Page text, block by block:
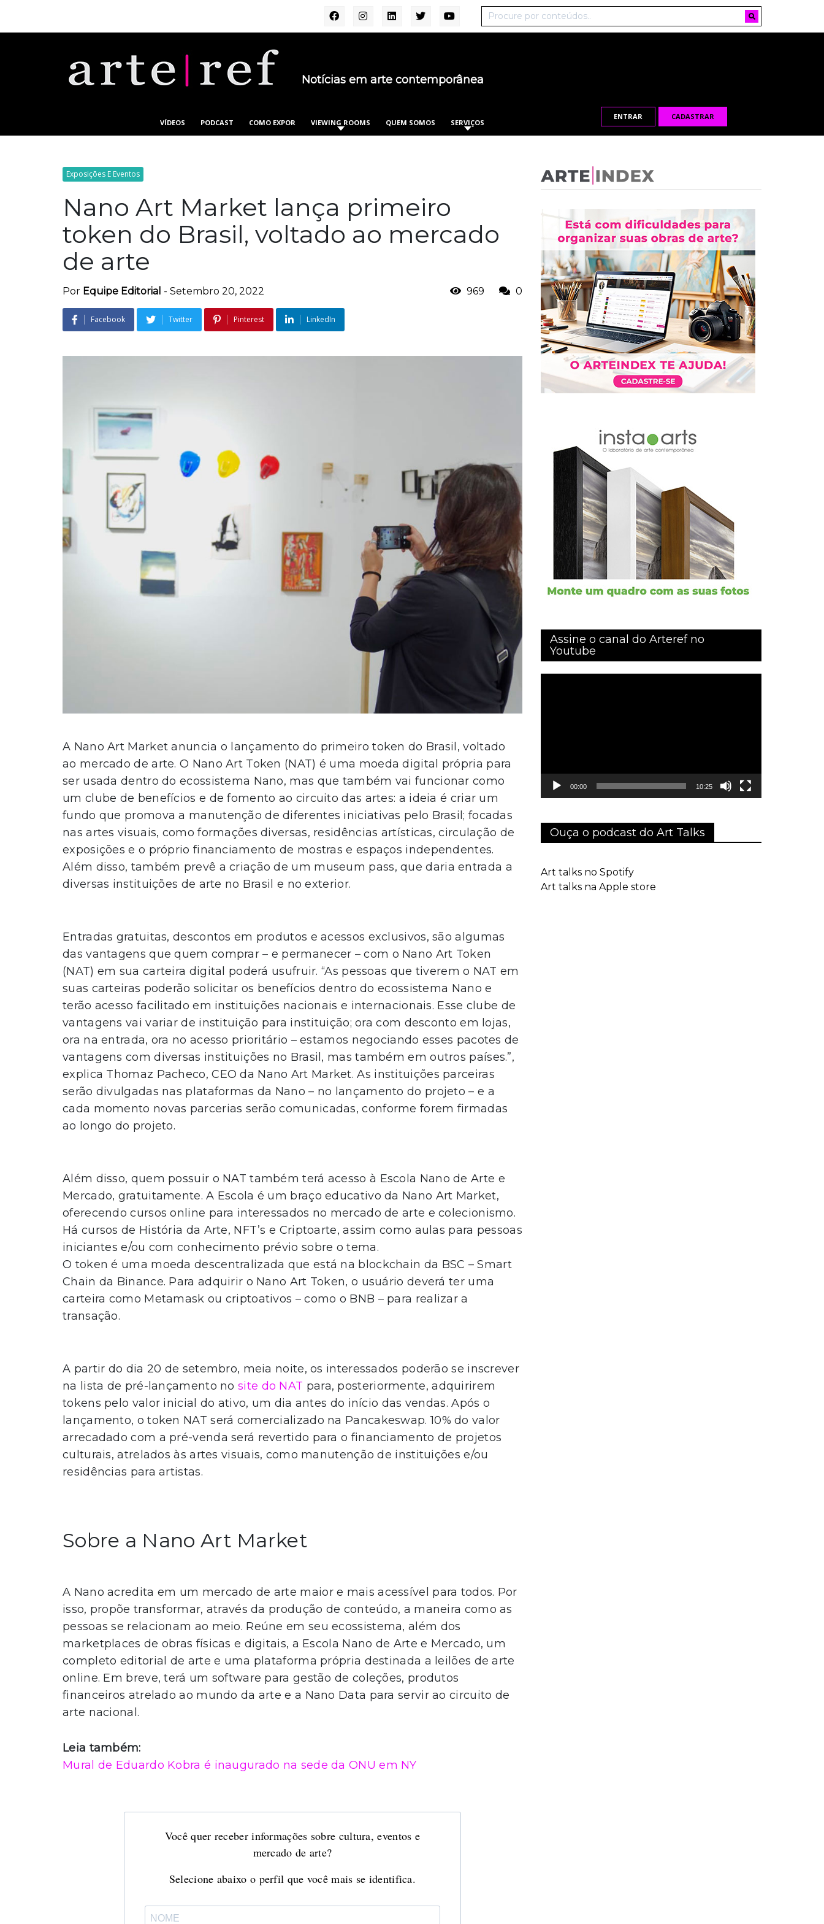
Notícias em arte contemporânea
VÍDEOS PODCAST COMO EXPOR VIEWING ROOMS QUEM SOMOS SERVIÇOS
ENTRAR CADASTRAR
Exposições E Eventos
Nano Art Market lança primeiro
token do Brasil, voltado ao mercado
de arte
Por Equipe Editorial - Setembro 20, 2022 969 0
Facebook Twitter Pinterest LinkedIn
A Nano Art Market anuncia o lançamento do primeiro token do Brasil, voltado
ao mercado de arte. O Nano Art Token (NAT) é uma moeda digital própria para
ser usada dentro do ecossistema Nano, mas que também vai funcionar como
um clube de benefícios e de fomento ao circuito das artes: a ideia é criar um
fundo que promova a manutenção de diferentes iniciativas pelo Brasil; focadas
nas artes visuais, como formações diversas, residências artísticas, circulação de
exposições e o próprio financiamento de mostras e espaços independentes.
Além disso, também prevê a criação de um museum pass, que daria entrada a
diversas instituições de arte no Brasil e no exterior.
Entradas gratuitas, descontos em produtos e acessos exclusivos, são algumas
das vantagens que quem comprar – e permanecer – com o Nano Art Token
(NAT) em sua carteira digital poderá usufruir. “As pessoas que tiverem o NAT em
suas carteiras poderão solicitar os benefícios dentro do ecossistema Nano e
terão acesso facilitado em instituições nacionais e internacionais. Esse clube de
vantagens vai variar de instituição para instituição; ora com desconto em lojas,
ora na entrada, ora no acesso prioritário – estamos negociando esses pacotes de
vantagens com diversas instituições no Brasil, mas também em outros países.”,
explica Thomaz Pacheco, CEO da Nano Art Market. As instituições parceiras
serão divulgadas nas plataformas da Nano – no lançamento do projeto – e a
cada momento novas parcerias serão comunicadas, conforme forem firmadas
ao longo do projeto.
Além disso, quem possuir o NAT também terá acesso à Escola Nano de Arte e
Mercado, gratuitamente. A Escola é um braço educativo da Nano Art Market,
oferecendo cursos online para interessados no mercado de arte e colecionismo.
Há cursos de História da Arte, NFT’s e Criptoarte, assim como aulas para pessoas
iniciantes e/ou com conhecimento prévio sobre o tema.
O token é uma moeda descentralizada que está na blockchain da BSC – Smart
Chain da Binance. Para adquirir o Nano Art Token, o usuário deverá ter uma
carteira como Metamask ou criptoativos – como o BNB – para realizar a
transação.
A partir do dia 20 de setembro, meia noite, os interessados poderão se inscrever
na lista de pré-lançamento no site do NAT para, posteriormente, adquirirem
tokens pelo valor inicial do ativo, um dia antes do início das vendas. Após o
lançamento, o token NAT será comercializado na Pancakeswap. 10% do valor
arrecadado com a pré-venda será revertido para o financiamento de projetos
culturais, atrelados às artes visuais, como manutenção de instituições e/ou
residências para artistas.
Sobre a Nano Art Market
A Nano acredita em um mercado de arte maior e mais acessível para todos. Por
isso, propõe transformar, através da produção de conteúdo, a maneira como as
pessoas se relacionam ao meio. Reúne em seu ecossistema, além dos
marketplaces de obras físicas e digitais, a Escola Nano de Arte e Mercado, um
completo editorial de arte e uma plataforma própria destinada a leilões de arte
online. Em breve, terá um software para gestão de coleções, produtos
financeiros atrelado ao mundo da arte e a Nano Data para servir ao circuito de
arte nacional.
Leia também:
Mural de Eduardo Kobra é inaugurado na sede da ONU em NY
Você quer receber informações sobre cultura, eventos e
mercado de arte?
Selecione abaixo o perfil que você mais se identifica.
Assine o canal do Arteref no
Youtube
00:00 10:25
Ouça o podcast do Art Talks
Art talks no Spotify
Art talks na Apple store